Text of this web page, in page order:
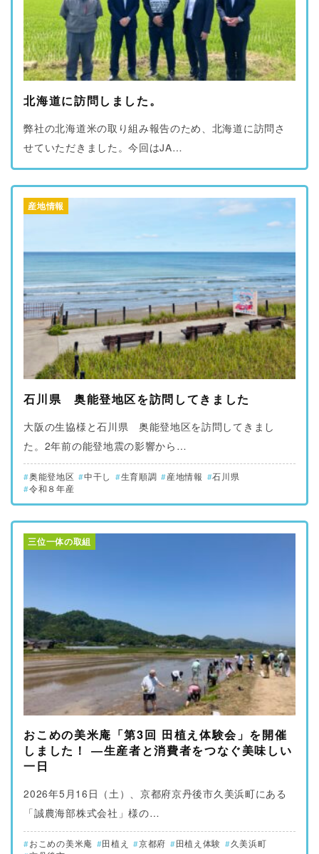
北海道に訪問しました。
弊社の北海道米の取り組み報告のため、北海道に訪問さ
せていただきました。今回はJA…
産地情報
石川県 奥能登地区を訪問してきました
大阪の生協様と石川県 奥能登地区を訪問してきまし
た。2年前の能登地震の影響から…
奥能登地区 中干し 生育順調 産地情報
石川県
令和８年産
三位一体の取組
おこめの美米庵「第3回 田植え体験会」を開催
しました！ ―生産者と消費者をつなぐ美味しい
一日
2026年5月16日（土）、京都府京丹後市久美浜町にある
「誠農海部株式会社」様の…
おこめの美米庵 田植え 京都府 田植え体験
久美浜町